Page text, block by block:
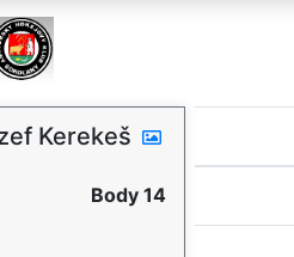
Kerekeš
Body 14